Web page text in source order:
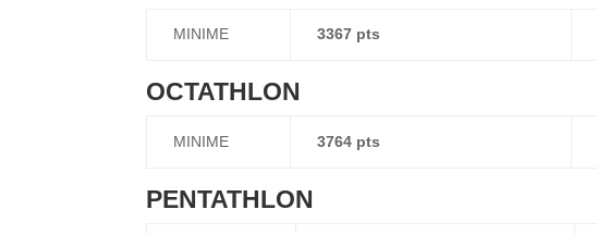
MINIME 3367 pts
OCTATHLON
MINIME 3764 pts
PENTATHLON